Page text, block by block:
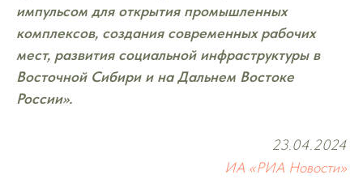
импульсом для открытия промышленных
комплексов, создания современных рабочих
мест, развития социальной инфраструктуры в
Восточной Сибири и на Дальнем Востоке
России».
23.04.2024
ИА «РИА Новости»